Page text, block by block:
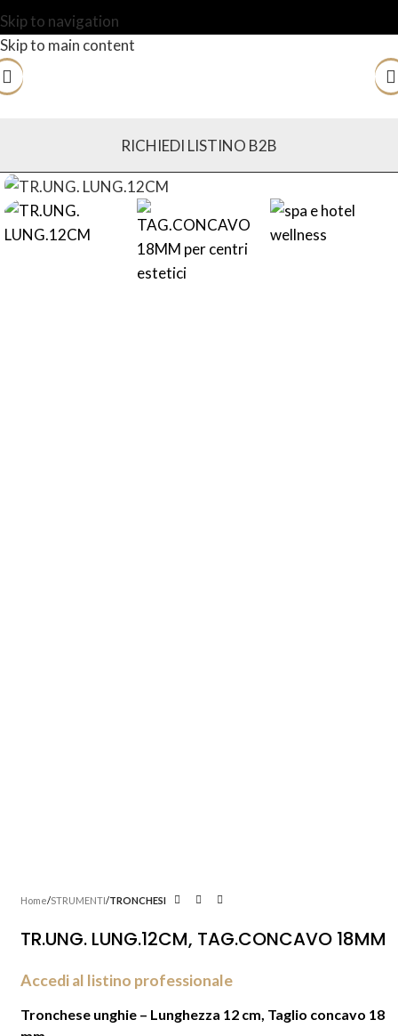
Skip to navigation
Skip to main content
RICHIEDI LISTINO B2B
Home STRUMENTI TRONCHESI
TR.UNG. LUNG.12CM, TAG.CONCAVO 18MM
Accedi al listino professionale
Tronchese unghie – Lunghezza 12 cm, Taglio concavo 18